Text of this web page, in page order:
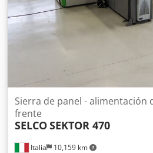
Italia 10,159 km
Sierra de panel - alimentación
frente
SELCOSEKTOR 470